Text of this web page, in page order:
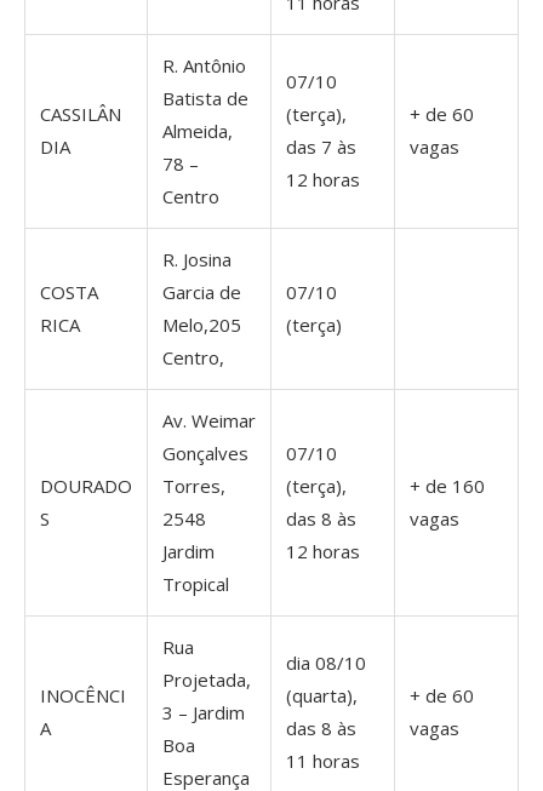
CASSILÂN
DIA
R. Antônio
Batista de
Almeida,
78 –
Centro
07/10
(terça),
das 7 às
12 horas
+ de 60
vagas
COSTA
RICA
R. Josina
Garcia de
Melo,205
Centro,
07/10
(terça)
DOURADO
S
Av. Weimar
Gonçalves
Torres,
2548
Jardim
Tropical
07/10
(terça),
das 8 às
12 horas
+ de 160
vagas
INOCÊNCI
A
Rua
Projetada,
3 – Jardim
Boa
Esperança
dia 08/10
(quarta),
das 8 às
11 horas
+ de 60
vagas